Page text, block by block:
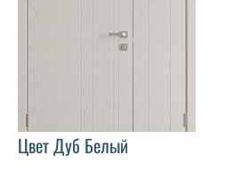
Цвет Дуб Белый